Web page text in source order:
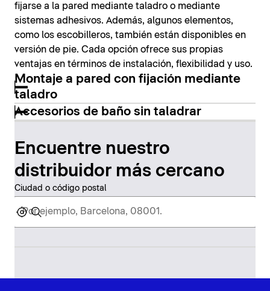
fijarse a la pared mediante taladro o mediante
sistemas adhesivos. Además, algunos elementos,
como los escobilleros, también están disponibles en
versión de pie. Cada opción ofrece sus propias
ventajas en términos de instalación, flexibilidad y uso.
Montaje a pared con fijación mediante
taladro
Accesorios de baño sin taladrar
Encuentre nuestro
distribuidor más cercano
Ciudad o código postal